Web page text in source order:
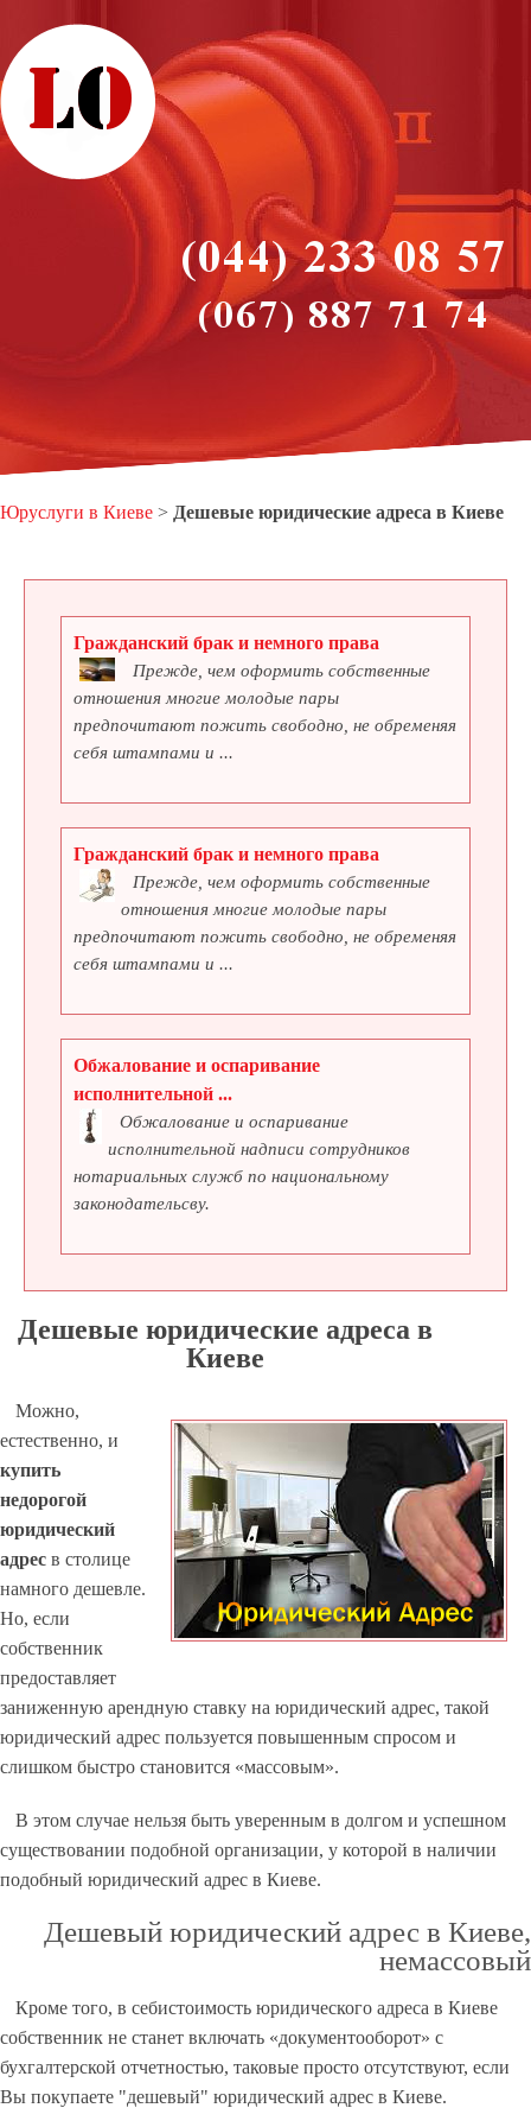
Юруслуги в Киеве > Дешевые юридические адреса в Киеве
Гражданский брак и немного права
Прежде, чем оформить собственные
отношения многие молодые пары
предпочитают пожить свободно, не обременяя
себя штампами и ...
Гражданский брак и немного права
Прежде, чем оформить собственные
отношения многие молодые пары
предпочитают пожить свободно, не обременяя
себя штампами и ...
Обжалование и оспаривание
исполнительной ...
Обжалование и оспаривание
исполнительной надписи сотрудников
нотариальных служб по национальному
законодательсву.
Дешевые юридические адреса в
Киеве
Можно,
естественно, и
купить
недорогой
юридический
адрес в столице
намного дешевле.
Но, если
собственник
предоставляет
заниженную арендную ставку на юридический адрес, такой
юридический адрес пользуется повышенным спросом и
слишком быстро становится «массовым».
В этом случае нельзя быть уверенным в долгом и успешном
существовании подобной организации, у которой в наличии
подобный юридический адрес в Киеве.
Дешевый юридический адрес в Киеве,
немассовый
Кроме того, в себистоимость юридического адреса в Киеве
собственник не станет включать «документооборот» с
бухгалтерской отчетностью, таковые просто отсутствуют, если
Вы покупаете "дешевый" юридический адрес в Киеве.